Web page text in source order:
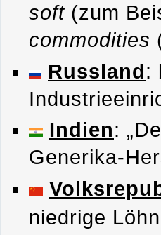
soft (zum
commodities
Russland:
Indien:
Generika-
niedrige